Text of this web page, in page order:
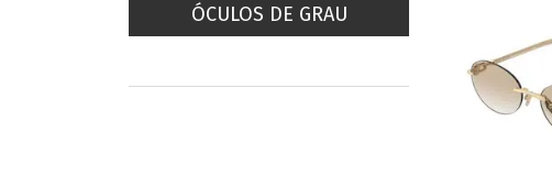
MASCULINO FEMININO
ÓCULOS DE GRAU